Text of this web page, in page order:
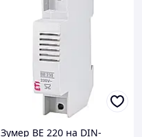
Зумер BE 220 на DIN-